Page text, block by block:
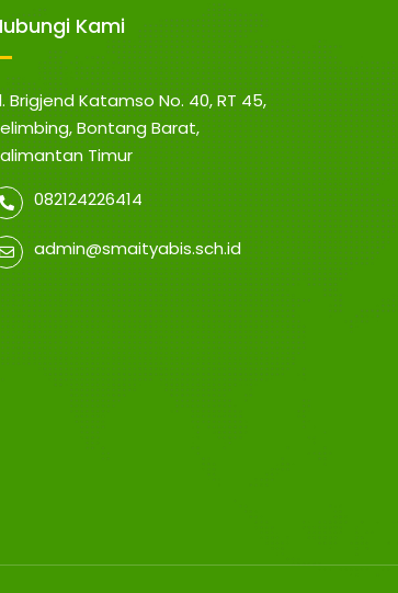
Kami
Brigjend Katamso No. 40, RT 45,
Bontang Barat,
Timur
082124226414
admin@smaityabis.sch.id